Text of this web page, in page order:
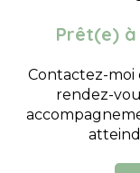
Prêt(e)
Contactez-
rendez-